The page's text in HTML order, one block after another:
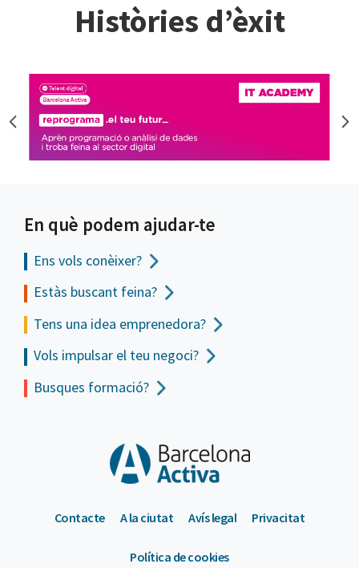
Històries d’èxit
En què podem ajudar-te
Ens vols conèixer?
Estàs buscant feina?
Tens una idea emprenedora?
Vols impulsar el teu negoci?
Busques formació?
Contacte A la ciutat Avís legal Privacitat
Política de cookies